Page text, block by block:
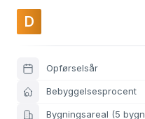
D
Opførselsår
Bebyggelsesprocent
Bygningsareal (5